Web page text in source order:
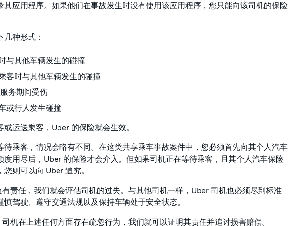
其应用程序。如果他们在事故发生时没有使用该应用程序，您只能向该司机的保险
种形式：
与其他车辆发生的碰撞
客时与其他车辆发生的碰撞
务期间受伤
或行人发生碰撞
或运送乘客，Uber 的保险就会生效。
待乘客，情况会略有不同。在这类共享乘车事故案件中，您必须首先向其个人汽车
度用尽后，Uber 的保险才会介入。但如果司机正在等待乘客，且其个人汽车保险
则可以向 Uber 追究。
责任，我们就会评估司机的过失。与其他司机一样，Uber 司机也必须尽到标准
慎驾驶、遵守交通法规以及保持车辆处于安全状态。
机在上述任何方面存在疏忽行为，我们就可以证明其责任并追讨损害赔偿。